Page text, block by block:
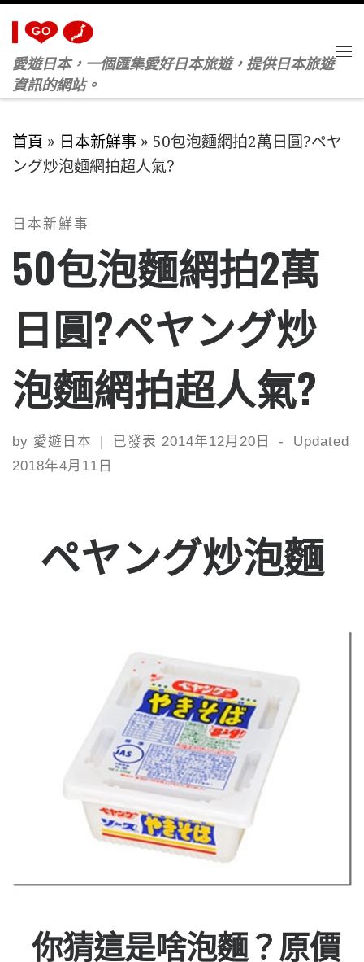
Skip to content
愛遊日本，一個匯集愛好日本旅遊，提供日本旅遊
資訊的網站。
首頁 » 日本新鮮事 » 50包泡麵網拍2萬日圓?ペヤ
ング炒泡麵網拍超人氣?
日本新鮮事
50包泡麵網拍2萬
日圓?ペヤング炒
泡麵網拍超人氣?
by 愛遊日本 已發表 2014年12月20日 -
Updated
2018年4月11日
ペヤング炒泡麵
你猜這是啥泡麵？原價